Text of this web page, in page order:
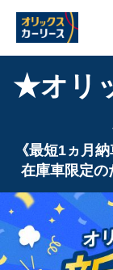
★オリ
《最短1ヵ月
在庫車限定の